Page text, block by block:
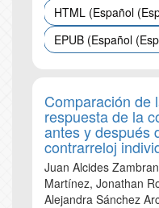
HTML (Español
EPUB (Español
Comparación de
respuesta de la
antes y después
contrarreloj
Juan Alcides
Martínez, Jonathan
Alejandra Sánchez